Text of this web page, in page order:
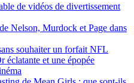
de vidéos de divertissement
Nelson, Murdock et Page dans
souhaiter un forfait NFL
éclatante et une épopée